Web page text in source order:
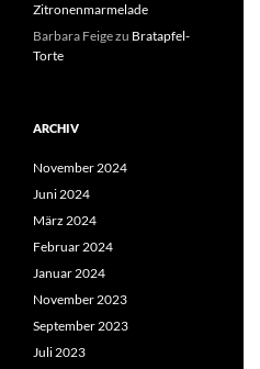
Zitronenmarmelade
Barbara Feigezu Bratapfel-
Torte
ARCHIV
November 2024
Juni 2024
März 2024
Februar 2024
Januar 2024
November 2023
September 2023
Juli 2023